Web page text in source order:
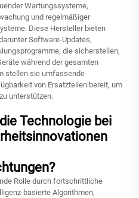
Wartungssysteme,
und regelmäßiger
Diese Hersteller bieten
Software-Updates,
die sicherstellen,
während der gesamten
stellen sie umfassende
von Ersatzteilen bereit, um
unterstützen.
Technologie bei
Rolle durch fortschrittliche
basierte Algorithmen,